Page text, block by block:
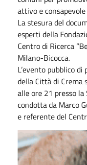
attivo e
La stesura del
esperti della
Centro di Ricerca
Milano-Bicocca.
L’evento pubblico
della Città di
alle ore 21 presso
condotta da Marco
e referente del